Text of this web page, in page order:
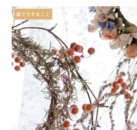
家でできること